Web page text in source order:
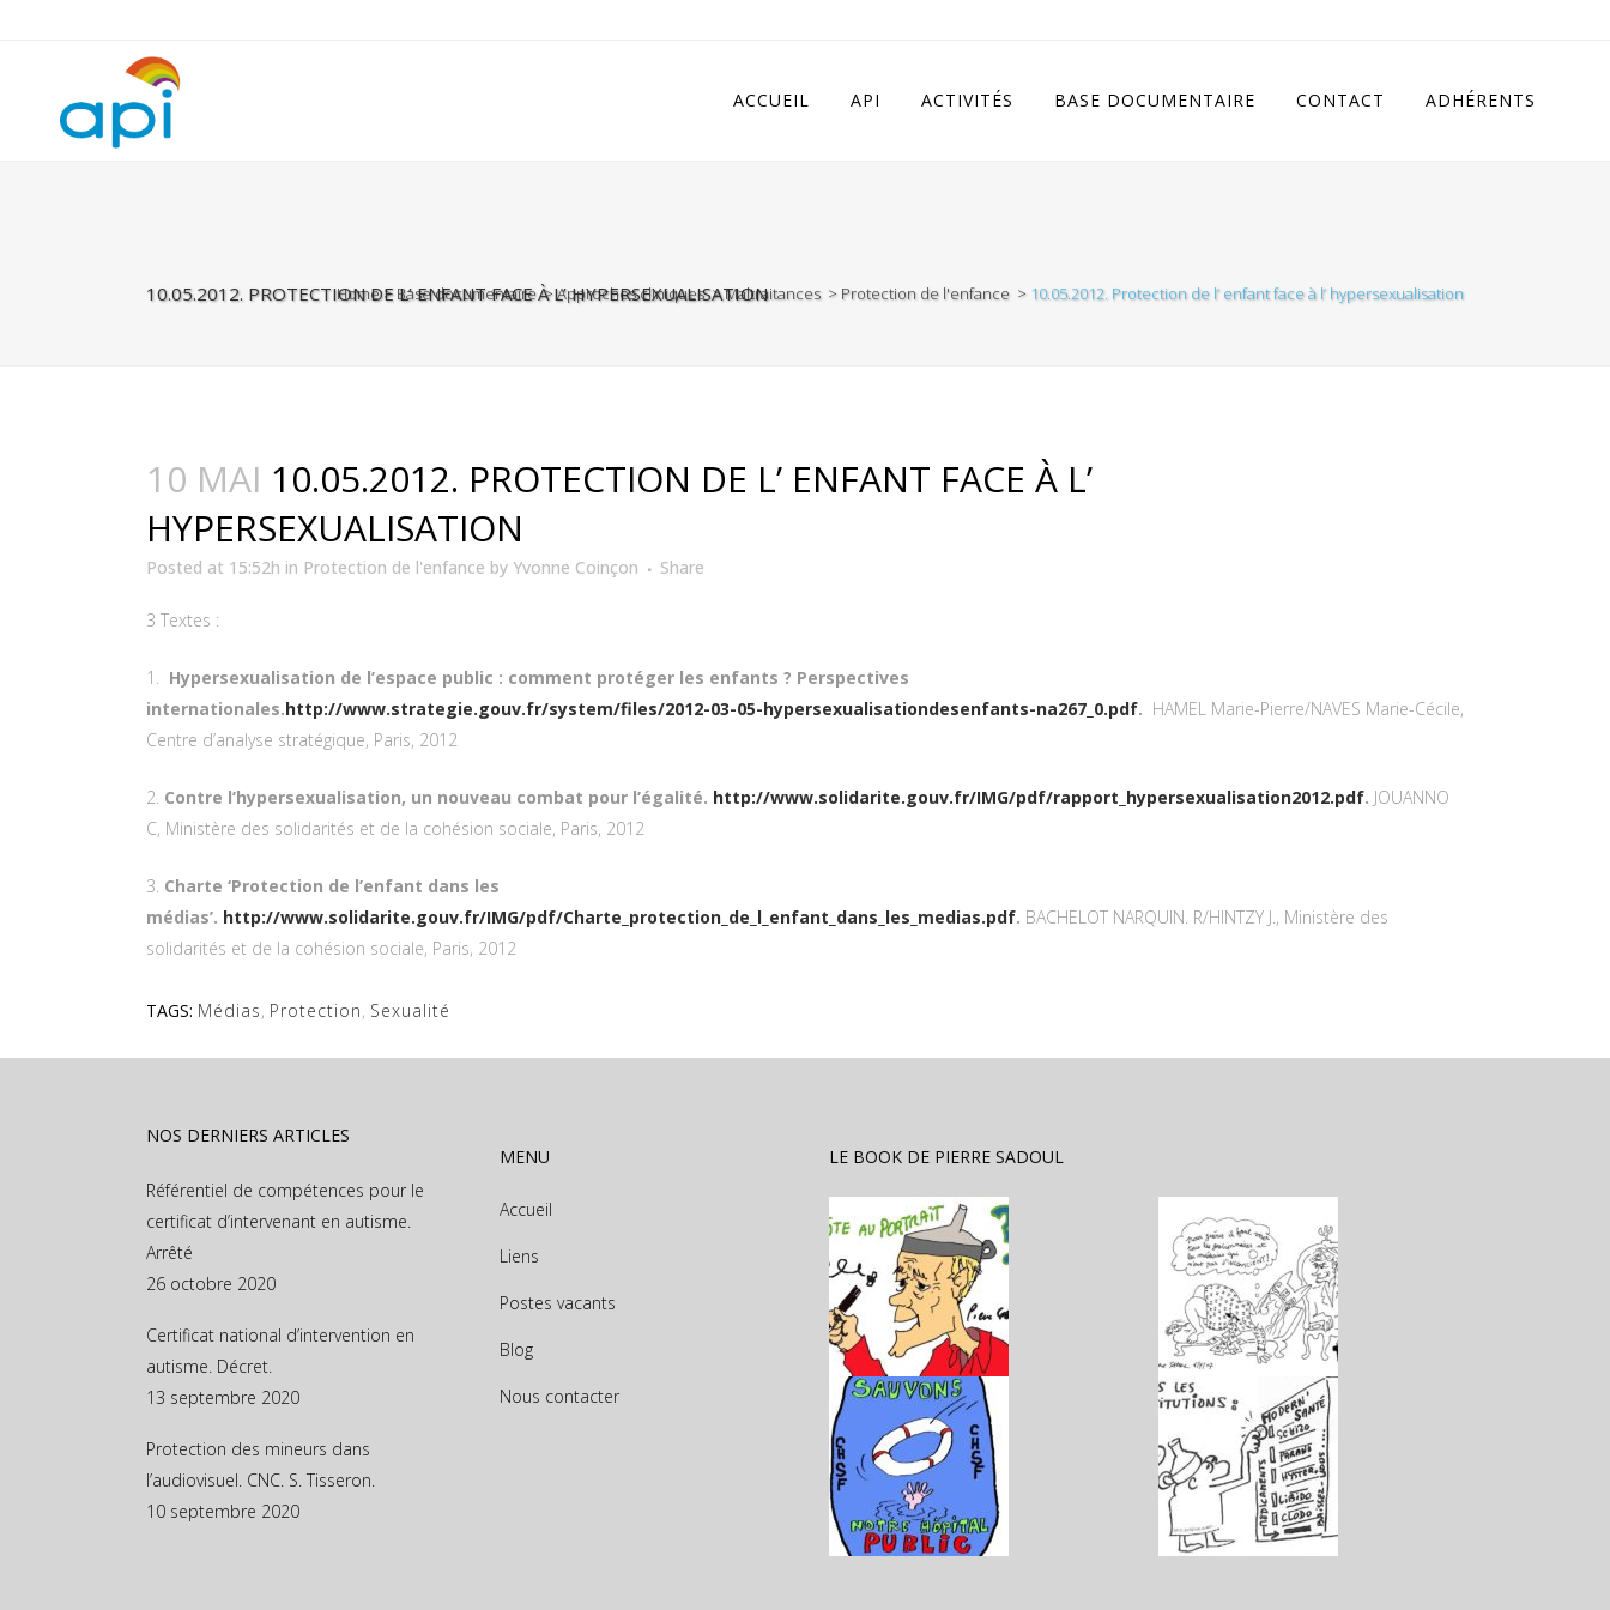
ACCUEIL API ACTIVITÉS BASE DOCUMENTAIRE CONTACT ADHÉRENTS
10.05.2012. PROTECTION DE L’ ENFANT FACE À L’ HYPERSEXUALISATION
Home>Base documentaire>Approches cliniques>Maltraitances > Protection de l'enfance > 10.05.2012. Protection de l’ enfant face à l’ hypersexualisation
10 MAI 10.05.2012. PROTECTION DE L’ ENFANT FACE À L’
HYPERSEXUALISATION
Posted at 15:52h in Protection de l'enfance by Yvonne Coinçon Share
3 Textes :
1. Hypersexualisation de l’espace public : comment protéger les enfants ? Perspectives
internationales.http://www.strategie.gouv.fr/system/files/2012-03-05-hypersexualisationdesenfants-na267_0.pdf. HAMEL Marie-Pierre/NAVES Marie-Cécile,
Centre d’analyse stratégique, Paris, 2012
2. Contre l’hypersexualisation, un nouveau combat pour l’égalité. http://www.solidarite.gouv.fr/IMG/pdf/rapport_hypersexualisation2012.pdf. JOUANNO
C, Ministère des solidarités et de la cohésion sociale, Paris, 2012
3. Charte ‘Protection de l’enfant dans les
médias’. http://www.solidarite.gouv.fr/IMG/pdf/Charte_protection_de_l_enfant_dans_les_medias.pdf. BACHELOT NARQUIN. R/HINTZY J., Ministère des
solidarités et de la cohésion sociale, Paris, 2012
TAGS: Médias, Protection, Sexualité
NOS DERNIERS ARTICLES
Référentiel de compétences pour le
certificat d’intervenant en autisme.
Arrêté
26 octobre 2020
Certificat national d’intervention en
autisme. Décret.
13 septembre 2020
Protection des mineurs dans
l’audiovisuel. CNC. S. Tisseron.
10 septembre 2020
MENU
Accueil
Liens
Postes vacants
Blog
Nous contacter
LE BOOK DE PIERRE SADOUL